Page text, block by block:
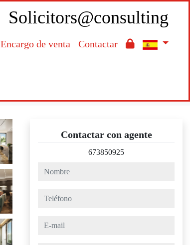
Solicitors@consulting
Encargo de venta Contactar
Contactar con agente
673850925
nombre
teléfono
e-mail